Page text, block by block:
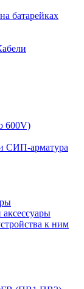
батарейках
600V)
СИП-арматура
к ним